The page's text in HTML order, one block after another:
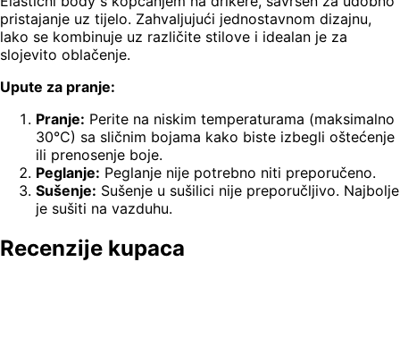
pristajanje uz tijelo. Zahvaljujući jednostavnom dizajnu,
lako se kombinuje uz različite stilove i idealan je za
slojevito oblačenje.
Upute za pranje:
Pranje: Perite na niskim temperaturama (maksimalno
30°C) sa sličnim bojama kako biste izbegli oštećenje
ili prenosenje boje.
Peglanje: Peglanje nije potrebno niti preporučeno.
Sušenje: Sušenje u sušilici nije preporučljivo. Najbolje
je sušiti na vazduhu.
Recenzije kupaca